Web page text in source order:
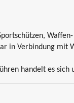
in Verbindung mit
handelt es